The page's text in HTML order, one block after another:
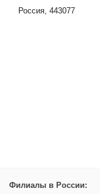
Россия, 443077
Филиалы в России: